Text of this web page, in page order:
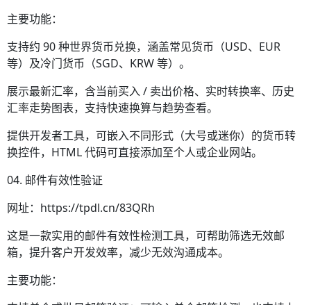
主要功能：
支持约 90 种世界货币兑换，涵盖常见货币（USD、EUR
等）及冷门货币（SGD、KRW 等）。
展示最新汇率，含当前买入 / 卖出价格、实时转换率、历史
汇率走势图表，支持快速换算与趋势查看。
提供开发者工具，可嵌入不同形式（大号或迷你）的货币转
换控件，HTML 代码可直接添加至个人或企业网站。
04. 邮件有效性验证
网址：https://tpdl.cn/83QRh
这是一款实用的邮件有效性检测工具，可帮助筛选无效邮
箱，提升客户开发效率，减少无效沟通成本。
主要功能：